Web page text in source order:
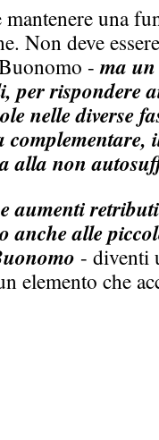
una
Non deve
-ma un
per rispondere
nelle diverse
alla non
aumenti
anche alle
- diventi
elemento che